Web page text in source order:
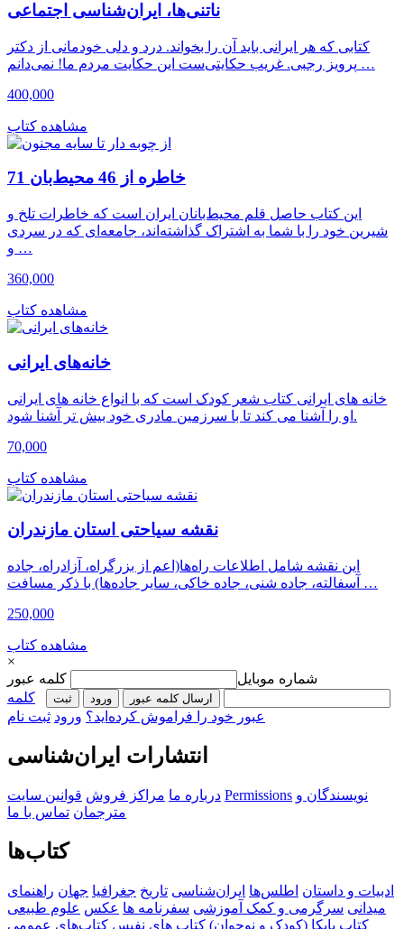
ناتنی‌ها، ایران‌شناسی اجتماعی
کتابی که هر ایرانی باید آن را بخواند. درد و دلی خودمانی از دکتر
پرویز رجبی. غریب حکایتی‌ست این حکایت مردم ما! نمی‌دانم …
400,000
مشاهده کتاب
71 خاطره از 46 محیط‌بان
این کتاب حاصل قلم محیط‌بانان ایران است که خاطرات تلخ و
شیرین خود را با شما به اشتراک گذاشته‌اند، جامعه‌ای که در سردی
و …
360,000
مشاهده کتاب
خانه‌های ایرانی
خانه های ایرانی کتاب شعر کودک است که با انواع خانه های ایرانی
او را آشنا می کند تا با سرزمین مادری خود بیش تر آشنا شود.
70,000
مشاهده کتاب
نقشه سیاحتی استان مازندران
این نقشه شامل اطلاعات راه‌ها(اعم از بزرگراه، آزادراه، جاده
آسفالته، جاده شنی، جاده خاکی، سایر جاده‌ها) با ذکر مسافت …
250,000
مشاهده کتاب
×
شماره موبایل
کلمه عبور
ارسال کلمه عبور ورود ثبت‌
کلمه
عبور خود را فراموش کرده‌اید؟ ورود ثبت نام
انتشارات ایران‌شناسی
درباره ما مراکز فروش قوانین سایت Permissions نویسندگان و
مترجمان تماس با ما
کتاب‌ها
ادبیات و داستان اطلس‌ها ایران‌شناسی تاریخ جغرافیا جهان راهنمای
میدانی سرگرمی و کمک آموزشی سفرنامه‌ ها عکس علوم طبیعی
کتاب‌ پایکا (کودک و نوجوان) کتاب های نفیس کتاب‌های عمومی